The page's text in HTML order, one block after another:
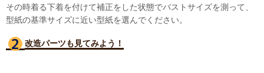
その時着る下着を付けて補正をした状態でバストサイズを測って、
型紙の基準サイズに近い型紙を選んでください。
改造パーツも見てみよう！